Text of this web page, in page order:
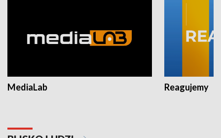
MediaLab Reagujemy